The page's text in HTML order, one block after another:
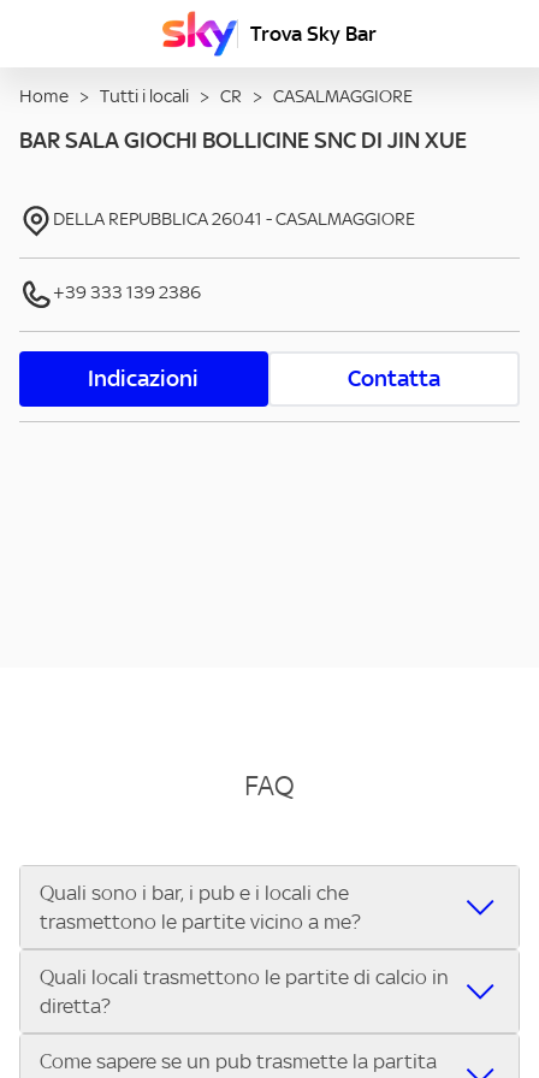
Trova Sky Bar
Home > Tutti i locali > CR > CASALMAGGIORE
BAR SALA GIOCHI BOLLICINE SNC DI JIN XUE
DELLA REPUBBLICA26041 -CASALMAGGIORE
+39 333 139 2386
Indicazioni Contatta
FAQ
Quali sono i bar, i pub e i locali che
trasmettono le partite vicino a me?
Se cerchi un bar, pub, ristorante o locale vicino a te per
vedere le partite di Serie A ENILIVE, la Serie C Sky Wifi, la
UEFA Champions League, la UEFA Europa League, la UEFA
Conference League, il Tennis, la Formula 1®, la MotoGP™ e
Quali locali trasmettono le partite di calcio in
diretta?
Vuoi sapere quali bar, pub o ristoranti mostrano le partite
Come sapere se un pub trasmette la partita